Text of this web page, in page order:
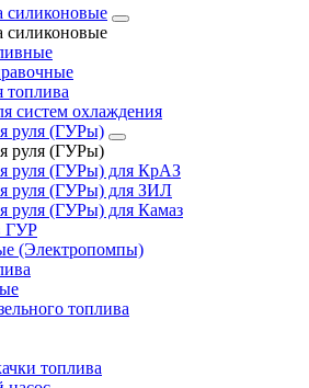
силиконовые
силиконовые
топлива
систем охлаждения
руля (ГУРы)
руля (ГУРы)
руля (ГУРы) для КрАЗ
руля (ГУРы) для ЗИЛ
руля (ГУРы) для Камаз
ГУР
(Электропомпы)
топлива
топлива